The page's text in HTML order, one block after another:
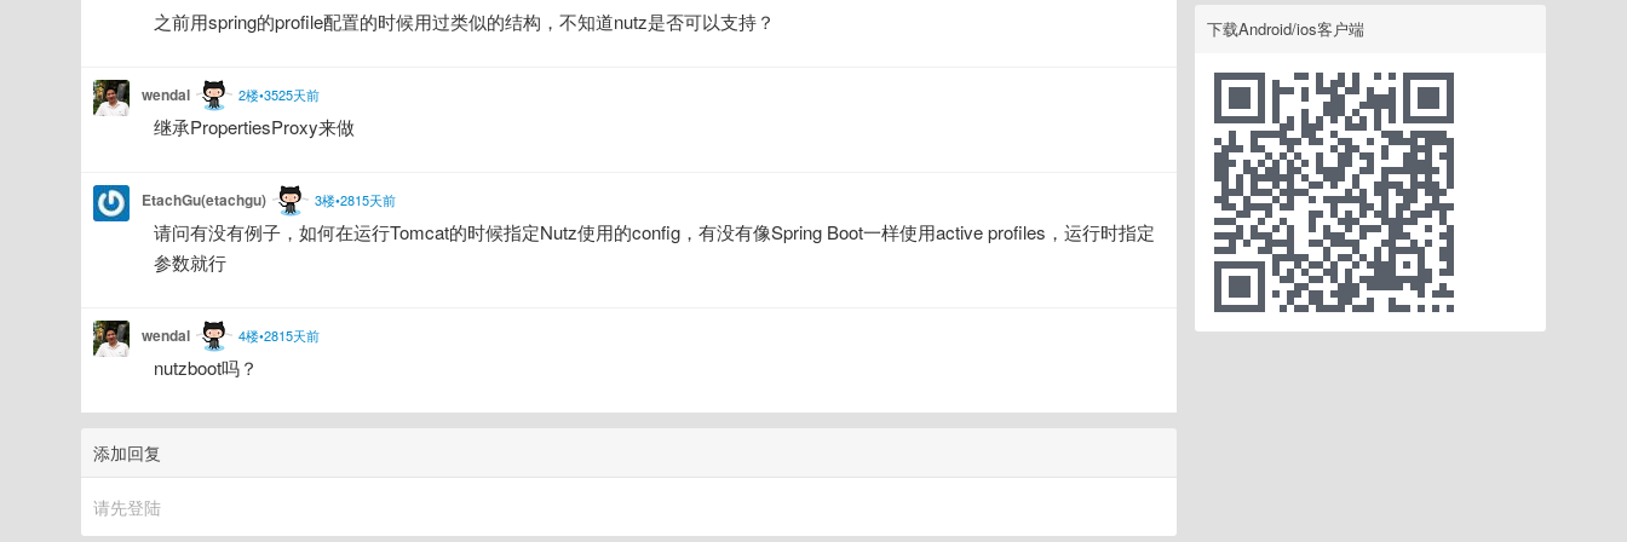
下载Android/ios客户端
之前用spring的profile配置的时候用过类似的结构，不知道nutz是否可以支持？
wendal 2楼•3525天前
继承PropertiesProxy来做
EtachGu(etachgu) 3楼•2815天前
请问有没有例子，如何在运行Tomcat的时候指定Nutz使用的config，有没有像Spring Boot一样使用active profiles，运行时指定
参数就行
wendal 4楼•2815天前
nutzboot吗？
添加回复
请先登陆